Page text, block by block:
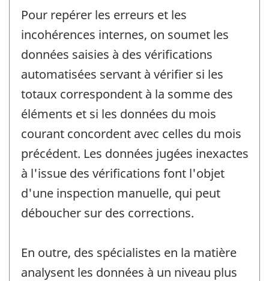
Pour repérer les erreurs et les
incohérences internes, on soumet les
données saisies à des vérifications
automatisées servant à vérifier si les
totaux correspondent à la somme des
éléments et si les données du mois
courant concordent avec celles du mois
précédent. Les données jugées inexactes
à l'issue des vérifications font l'objet
d'une inspection manuelle, qui peut
déboucher sur des corrections.
En outre, des spécialistes en la matière
analysent les données à un niveau plus